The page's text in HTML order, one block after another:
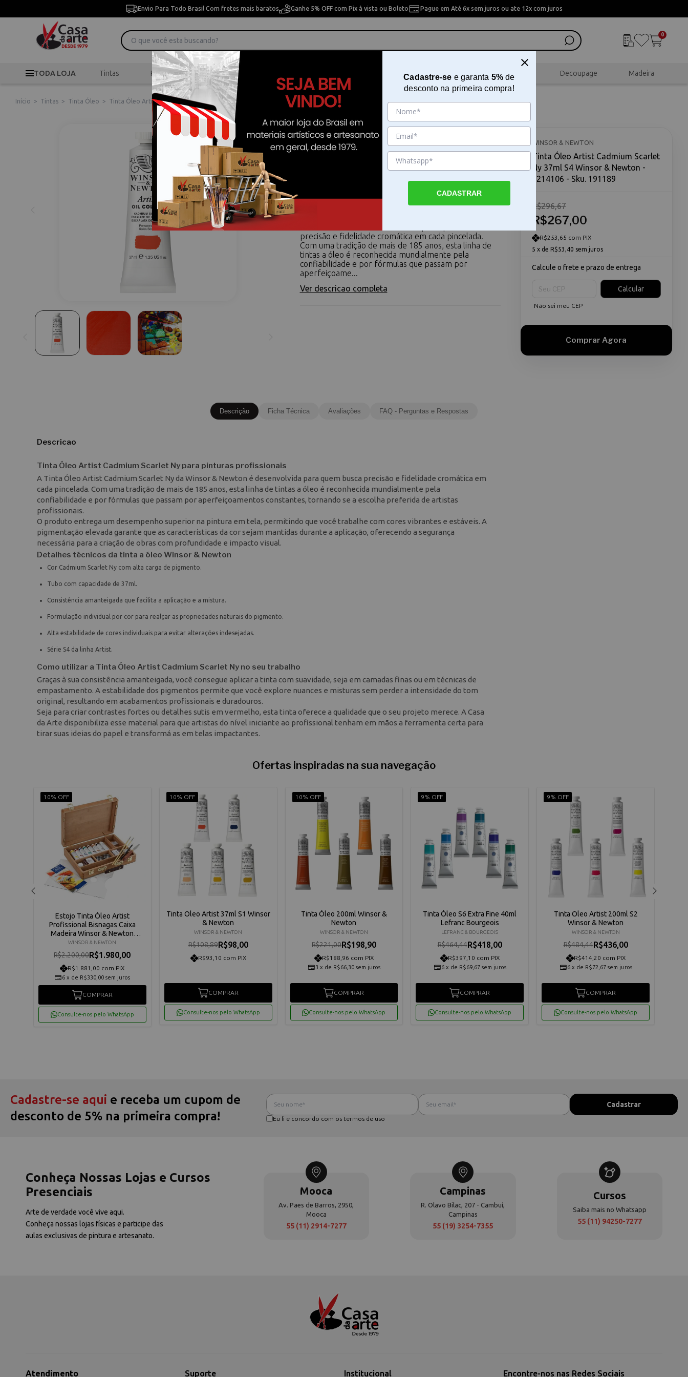
Envio Para Todo Brasil Com fretes mais baratos Ganhe 5% OFF com Pix à vista ou Boleto Pague em Até 6x sem juros ou ate 12x com juros
0
TODA LOJA Tintas Pincéis Desenho Pintura Artesanal Scrapbook Decoupage Madeira
Início > Tintas > Tinta Óleo > Tinta Óleo Artist Cadmium Scarlet Ny 37ml S4 Winsor & Newton - 1214106
Tinta Óleo Artist Cadmium Scarlet Ny
37ml S4 Winsor & Newton - 1214106
Tinta Óleo Artist Cadmium Scarlet Ny para pinturas
precisão e fidelidade cromática em cada pincelada.
Com uma tradição de mais de 185 anos, esta linha de
tintas a óleo é reconhecida mundialmente pela
confiabilidade e por fórmulas que passam por
aperfeiçoame...
Ver descricao completa
WINSOR & NEWTON
Tinta Óleo Artist Cadmium Scarlet
Ny 37ml S4 Winsor & Newton -
1214106 - Sku. 191189
R$267,00
R$296,67
R$253,65 com PIX
5 x de R$53,40 sem juros
Calcule o frete e prazo de entrega
Calcular
Não sei meu CEP
Descrição Ficha Técnica Avaliações FAQ - Perguntas e Respostas
Descricao
Tinta Óleo Artist Cadmium Scarlet Ny para pinturas profissionais
A Tinta Óleo Artist Cadmium Scarlet Ny da Winsor & Newton é desenvolvida para quem busca precisão e fidelidade cromática em
cada pincelada. Com uma tradição de mais de 185 anos, esta linha de tintas a óleo é reconhecida mundialmente pela
confiabilidade e por fórmulas que passam por aperfeiçoamentos constantes, tornando se a escolha preferida de artistas
profissionais.
O produto entrega um desempenho superior na pintura em tela, permitindo que você trabalhe com cores vibrantes e estáveis. A
pigmentação elevada garante que as características da cor sejam mantidas durante a aplicação, oferecendo a segurança
necessária para a criação de obras com profundidade e impacto visual.
Detalhes técnicos da tinta a óleo Winsor & Newton
Cor Cadmium Scarlet Ny com alta carga de pigmento.
Tubo com capacidade de 37ml.
Consistência amanteigada que facilita a aplicação e a mistura.
Formulação individual por cor para realçar as propriedades naturais do pigmento.
Alta estabilidade de cores individuais para evitar alterações indesejadas.
Série S4 da linha Artist.
Como utilizar a Tinta Óleo Artist Cadmium Scarlet Ny no seu trabalho
Graças à sua consistência amanteigada, você consegue aplicar a tinta com suavidade, seja em camadas finas ou em técnicas de
empastamento. A estabilidade dos pigmentos permite que você explore nuances e misturas sem perder a intensidade do tom
original, resultando em acabamentos profissionais e duradouros.
Seja para criar contrastes fortes ou detalhes sutis em vermelho, esta tinta oferece a qualidade que o seu projeto merece. A Casa
da Arte disponibiliza esse material para que artistas do nível iniciante ao profissional tenham em mãos a ferramenta certa para
tirar suas ideias do papel e transformá as em telas impactantes.
Ofertas inspiradas na sua navegação
10% OFF
Estojo Tinta Óleo Artist
Profissional Bisnagas Caixa
Madeira Winsor & Newton
1290018
WINSOR & NEWTON
R$2.200,00R$1.980,00
R$1.881,00 com PIX
6 x de R$330,00 sem juros
COMPRAR
Consulte-nos pelo WhatsApp
10% OFF
Tinta Oleo Artist 37ml S1 Winsor
& Newton
WINSOR & NEWTON
R$108,89R$98,00
R$93,10 com PIX
COMPRAR
Consulte-nos pelo WhatsApp
10% OFF
Tinta Óleo 200ml Winsor &
Newton
WINSOR & NEWTON
R$221,00R$198,90
R$188,96 com PIX
3 x de R$66,30 sem juros
COMPRAR
Consulte-nos pelo WhatsApp
9% OFF
Tinta Óleo S6 Extra Fine 40ml
Lefranc Bourgeois
LEFRANC & BOURGEOIS
R$464,44R$418,00
R$397,10 com PIX
6 x de R$69,67 sem juros
COMPRAR
Consulte-nos pelo WhatsApp
9% OFF
Tinta Oleo Artist 200ml S2
Winsor & Newton
WINSOR & NEWTON
R$484,44R$436,00
R$414,20 com PIX
6 x de R$72,67 sem juros
COMPRAR
Consulte-nos pelo WhatsApp
Cadastre-se aqui e receba um cupom de
desconto de 5% na primeira compra!
Eu li e concordo com os termos de uso
Conheça Nossas Lojas e Cursos
Presenciais
Arte de verdade você vive aqui.
Conheça nossas lojas físicas e participe das
aulas exclusivas de pintura e artesanato.
Mooca
Av. Paes de Barros, 2950,
Mooca
55 (11) 2914-7277
Campinas
R. Olavo Bilac, 207 - Cambuí,
Campinas
55 (19) 3254-7355
Cursos
Saiba mais no Whatsapp
55 (11) 94250-7277
Atendimento Suporte Institucional Encontre-nos nas Redes Sociais
Cadastre-se e garanta 5%de
desconto na primeira compra!
CADASTRAR